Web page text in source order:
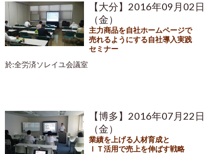
【大分】2016年09月02日
（金）
主力商品を自社ホームページで
売れるようにする自社導入実践
セミナー
於:全労済ソレイユ会議室
【博多】2016年07月22日
（金）
業績を上げる人材育成と
ＩＴ活用で売上を伸ばす戦略